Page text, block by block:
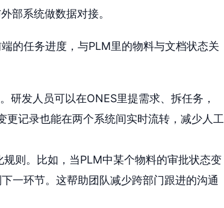
部系统做数据对接。
的任务进度，与PLM里的物料与文档状态关
研发人员可以在ONES里提需求、拆任务，
记录也能在两个系统间实时流转，减少人工
则。比如，当PLM中某个物料的审批状态变
一环节。这帮助团队减少跨部门跟进的沟通